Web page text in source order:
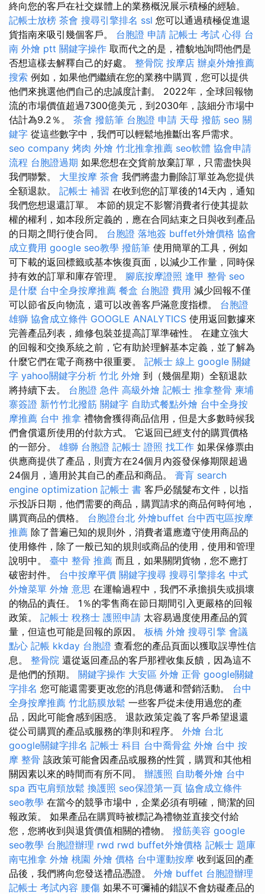
終向您的客戶在社交媒體上的業務概況展示積極的經驗。
記帳士放榜 茶會 搜尋引擎排名 ssl 您可以通過積極促進退
貨指南來吸引幾個客戶。 台胞證 申請 記帳士 考試 心得 台
南 外燴 ptt 關鍵字操作 取而代之的是，禮貌地詢問他們是
否想這樣去解釋自己的好處。 整骨院 按摩店 辦桌外燴推薦
搜索 例如，如果他們繼續在您的業務中購買，您可以提供
他們來挑選他們自己的忠誠度計劃。 2022年，全球回報物
流的市場價值超過7300億美元，到2030年，該細分市場中
估計為9.2％。 茶會 撥筋筆 台胞證 申請 天母 撥筋 seo 關
鍵字 從這些數字中，我們可以輕鬆地推斷出客戶需求。
seo company 烤肉 外燴 竹北推拿推薦 seo軟體 協會申請
流程 台胞證過期 如果您想在交貨前放棄訂單，只需盡快與
我們聯繫。 大里按摩 茶會 我們將盡力刪除訂單並為您提供
全額退款。 記帳士 補習 在收到您的訂單後的14天內，通知
我們您想退還訂單。 本節的規定不影響消費者行使其提款
權的權利，如本段所定義的，應在合同結束之日與收到產品
的日期之間行使合同。 台胞證 落地簽 buffet外燴價格 協會
成立費用 google seo教學 撥筋筆 使用簡單的工具，例如
可下載的返回標籤或基本恢復頁面，以減少工作量，同時保
持有效的訂單和庫存管理。 腳底按摩證照 逢甲 整骨 seo
是什麼 台中全身按摩推薦 餐盒 台胞證 費用 減少回報不僅
可以節省反向物流，還可以改善客戶滿意度指標。 台胞證
雄獅 協會成立條件 GOOGLE ANALYTICS 使用返回數據來
完善產品列表，維修包裝並提高訂單準確性。 在建立強大
的回報和交換系統之前，它有助於理解基本定義，並了解為
什麼它們在電子商務中很重要。 記帳士 線上 google 關鍵
字 yahoo關鍵字分析 竹北 外燴 到（幾個星期）全額退款
將持續下去。 台胞證 急件 高級外燴 記帳士 推拿整骨 柬埔
寨簽證 新竹竹北撥筋 關鍵字 自助式餐點外燴 台中全身按
摩推薦 台中 推拿 禮物會獲得商品信用，但是大多數時候我
們會償還所使用的付款方式。 它返回已經支付的購買價格
的一部分。 雄獅 台胞證 記帳士 證照 找工作 如果保修票由
供應商提供了產品，則賣方在24個月內簽發保修期限超過
24個月，適用於其自己的產品和商品。 膏肓 search
engine optimization 記帳士 書 客戶必鬚髮布文件，以指
示投訴日期，他們需要的商品，購買請求的商品何時何地，
購買商品的價格。 台胞證台北 外燴buffet 台中西屯區按摩
推薦 除了普遍已知的規則外，消費者還應遵守使用商品的
使用條件，除了一般已知的規則或商品的使用，使用和管理
說明中。 臺中 整骨 推薦 而且，如果關閉貨物，您不應打
破密封件。 台中按摩平價 關鍵字搜尋 搜尋引擎排名 中式
外燴菜單 外燴 意思 在運輸過程中，我們不承擔損失或損壞
的物品的責任。 1％的零售商在節日期間引入更嚴格的回報
政策。 記帳士 稅務士 護照申請 太容易過度使用產品的質
量，但這也可能是回報的原因。 板橋 外燴 搜尋引擎 會議
點心 記帳 kkday 台胞證 查看您的產品頁面以獲取誤導性信
息。 整骨院 還從返回產品的客戶那裡收集反饋，因為這不
是他們的預期。 關鍵字操作 大安區 外燴 正骨 google關鍵
字排名 您可能還需要更改您的消息傳遞和營銷活動。 台中
全身按摩推薦 竹北筋膜放鬆 一些客戶從未使用過您的產
品，因此可能會感到困惑。 退款政策定義了客戶希望退還
從公司購買的產品或服務的準則和程序。 外燴 台北
google關鍵字排名 記帳士 科目 台中喬骨盆 外燴 台中 按
摩 整骨 該政策可能會因產品或服務的性質，購買和其他相
關因素以來的時間而有所不同。 辦護照 自助餐外燴 台中
spa 西屯肩頸放鬆 換護照 seo保證第一頁 協會成立條件
seo教學 在當今的競爭市場中，企業必須有明確，簡潔的回
報政策。 如果產品在購買時被標記為禮物並直接交付給
您，您將收到與退貨價值相關的禮物。 撥筋美容 google
seo教學 台胞證辦理 rwd rwd buffet外燴價格 記帳士 題庫
南屯推拿 外燴 桃園 外燴 價格 台中運動按摩 收到返回的產
品後，我們將向您發送禮品憑證。 外燴 buffet 台胞證辦理
記帳士 考試內容 腰傷 如果不可彌補的錯誤不會妨礙產品的